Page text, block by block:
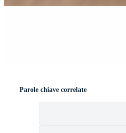
Parole chiave correlate